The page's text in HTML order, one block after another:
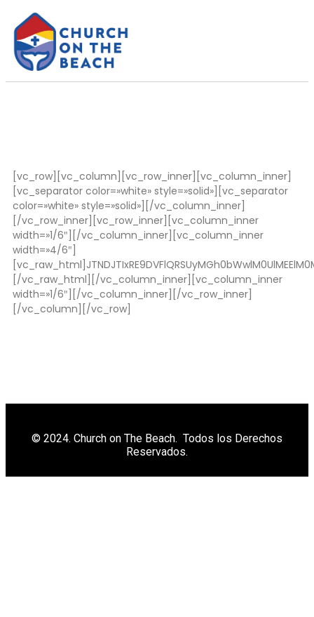
[vc_row][vc_column][vc_row_inner][vc_column_inner][vc_separator color=»white» style=»solid»][vc_separator color=»white» style=»solid»][/vc_column_inner][/vc_row_inner][vc_row_inner][vc_column_inner width=»1/6″][/vc_column_inner][vc_column_inner width=»4/6″][vc_raw_html]JTNDJTIxRE9DVFlQRSUyMGh0bWwlM0UlMEElM0MlMjEtLSUyMHNhdmVkJTIwZnJvbSUyMHVybCUzRCUyODAwNjIlMjlodHRwJTNBJTJGJTJGY2h1cmNob250aGViZWFjaHNhbGluYXMud2VlYmx5LmNvbSUyRmRhaWx5LWRldm90aW9ucy5odG1sJTIwLS0lM0UlMEElM0NodG1sJTIwbGFuZyUzRCUyMmVuJTIyJTIwZGF0YS1sdC1pbnN0YWxsZWQlM0QlMjJ0cnVlJTIyJTNFJTNDaGVhZCUzRSUzQ21ldGElMjBodHRwLWVxdWl2JTNEJTIyQ29udGVudC1UeXBlJTIyJTIwY29udGVudCUzRCUyMnRleHQlMkZodG1sJTNCJTIwY2hhcnNldCUzRFVURi04JTIyJTNFJTNDbGluayUyMGhyZWYlM0QlMjIuJTJGV2lkZ2V0VjMuY3NzJTIyJTIwcmVsJTNEJTIyc3R5bGVzaGVldCUyMiUzRSUzQ3NjcmlwdCUyMGFzeW5jJTIwc3JjJTNEJTIyLiUyRnNub3dkYXkyNjIuanMuZG93bmxvYWQlMjIlM0UlM0MlMkZzY3JpcHQlM0UlM0NzY3JpcHQlMjB0eXBlJTNEJTIydGV4dCUyRmphdmFzY3JpcHQlMjIlMjBhc3luYyUyMHNyYyUzRCUyMi4lMkZnYS5qcy5kb3dubG9hZCUyMiUzRSUzQyUyRnNjcmlwdCUzRSUzQ3NjcmlwdCUyMHR5cGUlM0QlMjJ0ZXh0JTJGamF2YXNjcmlwdCUyMiUyMGNoYXJzZXQlM0QlMjJVVEYtOCUyMiUyMHNyYyUzRCUyMi4lMkZXaWRnZXRWMy5hc2h4JTIyJTNFJTNDJTJGc2NyaXB0JTNFJTNDc2NyaXB0JTIwc3JjJTNEJTIyLiUyRmdkcHJzY3JpcHQuanMuZG93bmxvYWQlMjIlM0UlM0MlMkZzY3JpcHQlM0UlMEElMDklMDklM0N0aXRsZSUzRURhaWx5JTIwRGV2b3Rpb25zJTIwLSUyMENPVEIlM0MlMkZ0aXRsZSUzRSUzQ21ldGElMjBwcm9wZXJ0eSUzRCUyMm9nJTNBc2l0ZV9uYW1lJTIyJTIwY29udGVudCUzRCUyMkNPVEIlMjIlM0UlMEElM0NtZXRhJTIwcHJvcGVydHklM0QlMjJvZyUzQXRpdGxlJTIyJTIwY29udGVudCUzRCUyMkRhaWx5JTIwRGV2b3Rpb25zJTIyJTNFJTBBJTNDbWV0YSUyMHByb3BlcnR5JTNEJTIyb2clM0FkZXNjcmlwdGlvbiUyMiUyMGNvbnRlbnQlM0QlMjJUaGUlMjBGb3VudGFpbiUyMG9mJTIwTGlmZSUyMDQlMjBKb2huJTIwNCUzQTE0JTIwQnV0JTIwd2hvZXZlciUyMHRha2VzJTIwdGhlJTIwd2F0ZXIlMjBJJTIwZ2l2ZSUyMGhpbSUyMHdpbGwlMjBuZXZlciUyMGJlJTIwaW4lMjBuZWVkJTIwb2YlMjBkcmluayUyMGFnYWluJTNCJTIwZm9yJTIwdGhlJTIwd2F0ZXIlMjBJJTIwZ2l2ZSUyMGhpbSUyMHdpbGwlMjBiZWNvbWUlMjBpbiUyMGhpbSUyMGElMjBmb3VudGFpbiUyMG9mJTIwZXRlcm5hbCUyMGxpZmUuJTIwVGhlJTIwRmlyc3QlMjBEcm9wJTIwb2YuLi4lMjIlM0UlMEElM0NtZXRhJTIwcHJvcGVydHklM0QlMjJvZyUzQWltYWdlJTIyJTIwY29udGVudCUzRCUyMmh0dHAlM0ElMkYlMkZjZG4yLmVkaXRteXNpdGUuY29tJTJGaW1hZ2VzJTJGc2l0ZSUyRmZvb3RlciUyRm9nLWltYWdlLXBsYWNlaG9sZGVyLWJsYW5rLnBuZyUyMiUzRSUwQSUzQ21ldGElMjBwcm9wZXJ0eSUzRCUyMm9nJTNBdXJsJTIyJTIwY29udGVudCUzRCUyMmh0dHAlM0ElMkYlMkZjaHVyY2hvbnRoZWJlYWNoc2FsaW5hcy53ZWVibHkuY29tJTJGZGFpbHktZGV2b3Rpb25zLmh0bWwlMjIlM0UlMEElMEElMEElMEElMEElMjAlMjAlMjAlMjAlM0NtZXRhJTIwbmFtZSUzRCUyMnZpZXdwb3J0JTIyJTIwY29udGVudCUzRCUyMndpZHRoJTNEZGV2aWNlLXdpZHRoJTJDJTIwaW5pdGlhbC1zY2FsZSUzRDEuMCUyMiUzRSUwQSUwQSUwOSUwOSUwQSUwOSUwOSUzQ2xpbmslMjBpZCUzRCUyMndzaXRlLWJhc2Utc3R5bGUlMjIlMjByZWwlM0QlMjJzdHlsZXNoZWV0JTIyJTIwdHlwZSUzRCUyMnRleHQlMkZjc3MlMjIlMjBocmVmJTNEJTIyLiUyRnNpdGVzLmNzcyUyMiUzRSUwQSUzQ2xpbmslMjByZWwlM0QlMjJzdHlsZXNoZWV0JTIyJTIwdHlwZSUzRCUyMnRleHQlMkZjc3MlMjIlMjBocmVmJTNEJTIyLiUyRmZhbmN5Ym94LmNzcyUyMiUzRSUwQSUzQ2xpbmslMjByZWwlM0QlMjJzdHlsZXNoZWV0JTIyJTIwdHlwZSUzRCUyMnRleHQlMkZjc3MlMjIlMjBocmVmJTNEJTIyLiUyRnNvY2lhbC1pY29ucy5jc3MlMjIlMjBtZWRpYSUzRCUyMnNjcmVlbiUyQ3Byb2plY3Rpb24lMjIlM0UlMEElM0NsaW5rJTIwcmVsJTNEJTIyc3R5bGVzaGVldCUyMiUyMHR5cGUlM0QlMjJ0ZXh0JTJGY3NzJTIyJTIwaHJlZiUzRCUyMi4lMkZtYWluX3N0eWxlLmNzcyUyMiUyMHRpdGxlJTNEJTIyd3NpdGUtdGhlbWUtY3NzJTIyJTNFJTBBJTNDbGluayUyMGhyZWYlM0QlMjIuJTJGY3NzJTIyJTIwcmVsJTNEJTIyc3R5bGVzaGVldCUyMiUyMHR5cGUlM0QlMjJ0ZXh0JTJGY3NzJTIyJTNFJTBBJTNDbGluayUyMGhyZWYlM0QlMjIuJTJGY3NzJTI4MSUyOSUyMiUyMHJlbCUzRCUyMnN0eWxlc2hlZXQlMjIlMjB0eXBlJTNEJTIydGV4dCUyRmNzcyUyMiUzRSUwQSUwQSUzQ2xpbmslMjBocmVmJTNEJTIyLiUyRmNzcyUyODIlMjklMjIlMjByZWwlM0QlMjJzdHlsZXNoZWV0JTIyJTIwdHlwZSUzRCUyMnRleHQlMkZjc3MlMjIlM0UlMEElM0NzdHlsZSUyMHR5cGUlM0QlMjJ0ZXh0JTJGY3NzJTIyJTNFJTBBLndzaXRlLWVsZW1lbnRzLndzaXRlLW5vdC1mb290ZXIlM0Fub3QlMjgud3NpdGUtaGVhZGVyLWVsZW1lbnRzJTI5JTIwZGl2LnBhcmFncmFwaCUyQyUyMC53c2l0ZS1lbGVtZW50cy53c2l0ZS1ub3QtZm9vdGVyJTNBbm90JTI4LndzaXRlLWhlYWRlci1lbGVtZW50cyUyOSUyMHAlMkMlMjAud3NpdGUtZWxlbWVudHMud3NpdGUtbm90LWZvb3RlciUzQW5vdCUyOC53c2l0ZS1oZWFkZXItZWxlbWVudHMlMjklMjAucHJvZHVjdC1ibG9jayUyMC5wcm9kdWN0LXRpdGxlJTJDJTIwLndzaXRlLWVsZW1lbnRzLndzaXRlLW5vdC1mb290ZXIlM0Fub3QlMjgud3NpdGUtaGVhZGVyLWVsZW1lbnRzJTI5JTIwLnByb2R1Y3QtZGVzY3JpcHRpb24lMkMlMjAud3NpdGUtZWxlbWVudHMud3NpdGUtbm90LWZvb3RlciUzQW5vdCUyOC53c2l0ZS1oZWFkZXItZWxlbWVudHMlMjklMjAud3NpdGUtZm9ybS1maWVsZCUyMGxhYmVsJTJDJTIwLndzaXRlLWVsZW1lbnRzLndzaXRlLW5vdC1mb290ZXIlM0Fub3QlMjgud3NpdGUtaGVhZGVyLWVsZW1lbnRzJTI5JTIwLndzaXRlLWZvcm0tZmllbGQlMjBsYWJlbCUyQyUyMCUyM3dzaXRlLWNvbnRlbnQlMjBkaXYucGFyYWdyYXBoJTJDJTIwJTIzd3NpdGUtY29udGVudCUyMHAlMkMlMjAlMjN3c2l0ZS1jb250ZW50JTIwLnByb2R1Y3QtYmxvY2slMjAucHJvZHVjdC10aXRsZSUyQyUyMCUyM3dzaXRlLWNvbnRlbnQlMjAucHJvZHVjdC1kZXNjcmlwdGlvbiUyQyUyMCUyM3dzaXRlLWNvbnRlbnQlMjAud3NpdGUtZm9ybS1maWVsZCUyMGxhYmVsJTJDJTIwJTIzd3NpdGUtY29udGVudCUyMC53c2l0ZS1mb3JtLWZpZWxkJTIwbGFiZWwlMkMlMjAuYmxvZy1zaWRlYmFyJTIwZGl2LnBhcmFncmFwaCUyQyUyMC5ibG9nLXNpZGViYXIlMjBwJTJDJTIwLmJsb2ctc2lkZWJhciUyMC53c2l0ZS1mb3JtLWZpZWxkJTIwbGFiZWwlMkMlMjAuYmxvZy1zaWRlYmFyJTIwLndzaXRlLWZvcm0tZmllbGQlMjBsYWJlbCUyMCU3QmZvbnQtZmFtaWx5JTNBJTIyRHJvaWQlMjBTYW5zJTIyJTIwJTIxaW1wb3J0YW50JTNCJTdEJTBBJTIzd3NpdGUtY29udGVudCUyMGRpdi5wYXJhZ3JhcGglMkMlMjAlMjN3c2l0ZS1jb250ZW50JTIwcCUyQyUyMCUyM3dzaXRlLWNvbnRlbnQlMjAucHJvZHVjdC1ibG9jayUyMC5wcm9kdWN0LXRpdGxlJTJDJTIwJTIzd3NpdGUtY29udGVudCUyMC5wcm9kdWN0LWRlc2NyaXB0aW9uJTJDJTIwJTIzd3NpdGUtY29udGVudCUyMC53c2l0ZS1mb3JtLWZpZWxkJTIwbGFiZWwlMkMlMjAlMjN3c2l0ZS1jb250ZW50JTIwLndzaXRlLWZvcm0tZmllbGQlMjBsYWJlbCUyQyUyMC5ibG9nLXNpZGViYXIlMjBkaXYucGFyYWdyYXBoJTJDJTIwLmJsb2ctc2lkZWJhciUyMHAlMkMlMjAuYmxvZy1zaWRlYmFyJTIwLndzaXRlLWZvcm0tZmllbGQlMjBsYWJlbCUyQyUyMC5ibG9nLXNpZGViYXIlMjAud3NpdGUtZm9ybS1maWVsZCUyMGxhYmVsJTIwJTdCY29sb3IlM0ElMjMyYTJhMmElMjAlMjFpbXBvcnRhbnQlM0IlN0QlMEEud3NpdGUtZWxlbWVudHMud3NpdGUtZm9vdGVyJTIwZGl2LnBhcmFncmFwaCUyQyUyMC53c2l0ZS1lbGVtZW50cy53c2l0ZS1mb290ZXIlMjBwJTJDJTIwLndzaXRlLWVsZW1lbnRzLndzaXRlLWZvb3RlciUyMC5wcm9kdWN0LWJsb2NrJTIwLnByb2R1Y3QtdGl0bGUlMkMlMjAud3NpdGUtZWxlbWVudHMud3NpdGUtZm9vdGVyJTIwLnByb2R1Y3QtZGVzY3JpcHRpb24lMkMlMjAud3NpdGUtZWxlbWVudHMud3NpdGUtZm9vdGVyJTIwLndzaXRlLWZvcm0tZmllbGQlMjBsYWJlbCUyQyUyMC53c2l0ZS1lbGVtZW50cy53c2l0ZS1mb290ZXIlMjAud3NpdGUtZm9ybS1maWVsZCUyMGxhYmVsJTdCJTdEJTBBLndzaXRlLWVsZW1lbnRzLndzaXRlLW5vdC1mb290ZXIlM0Fub3QlMjgud3NpdGUtaGVhZGVyLWVsZW1lbnRzJTI5JTIwaDIlMkMlMjAud3NpdGUtZWxlbWVudHMud3NpdGUtbm90LWZvb3RlciUzQW5vdCUyOC53c2l0ZS1oZWFkZXItZWxlbWVudHMlMjklMjAucHJvZHVjdC1sb25nJTIwLnByb2R1Y3QtdGl0bGUlMkMlMjAud3NpdGUtZWxlbWVudHMud3NpdGUtbm90LWZvb3RlciUzQW5vdCUyOC53c2l0ZS1oZWFkZXItZWxlbWVudHMlMjklMjAucHJvZHVjdC1sYXJnZSUyMC5wcm9kdWN0LXRpdGxlJTJDJTIwLndzaXRlLWVsZW1lbnRzLndzaXRlLW5vdC1mb290ZXIlM0Fub3QlMjgud3NpdGUtaGVhZGVyLWVsZW1lbnRzJTI5JTIwLnByb2R1Y3Qtc21hbGwlMjAucHJvZHVjdC10aXRsZSUyQyUyMCUyM3dzaXRlLWNvbnRlbnQlMjBoMiUyQyUyMCUyM3dzaXRlLWNvbnRlbnQlMjAucHJvZHVjdC1sb25nJTIwLnByb2R1Y3QtdGl0bGUlMkMlMjAlMjN3c2l0ZS1jb250ZW50JTIwLnByb2R1Y3QtbGFyZ2UlMjAucHJvZHVjdC10aXRsZSUyQyUyMCUyM3dzaXRlLWNvbnRlbnQlMjAucHJvZHVjdC1zbWFsbCUyMC5wcm9kdWN0LXRpdGxlJTJDJTIwLmJsb2ctc2lkZWJhciUyMGgyJTIwJTdCJTdEJTBBJTIzd3NpdGUtY29udGVudCUyMGgyJTJDJTIwJTIzd3NpdGUtY29udGVudCUyMC5wcm9kdWN0LWxvbmclMjAucHJvZHVjdC10aXRsZSUyQyUyMCUyM3dzaXRlLWNvbnRlbnQlMjAucHJvZHVjdC1sYXJnZSUyMC5wcm9kdWN0LXRpdGxlJTJDJTIwJTIzd3NpdGUtY29udGVudCUyMC5wcm9kdWN0LXNtYWxsJTIwLnByb2R1Y3QtdGl0bGUlMkMlMjAuYmxvZy1zaWRlYmFyJTIwaDIlMjAlN0IlN0QlMEEud3NpdGUtZWxlbWVudHMud3NpdGUtZm9vdGVyJTIwaDIlMkMlMjAud3NpdGUtZWxlbWVudHMud3NpdGUtZm9vdGVyJTIwLnByb2R1Y3QtbG9uZyUyMC5wcm9kdWN0LXRpdGxlJTJDJTIwLndzaXRlLWVsZW1lbnRzLndzaXRlLWZvb3RlciUyMC5wcm9kdWN0LWxhcmdlJTIwLnByb2R1Y3QtdGl0bGUlMkMlMjAud3NpdGUtZWxlbWVudHMud3NpdGUtZm9vdGVyJTIwLnByb2R1Y3Qtc21hbGwlMjAucHJvZHVjdC10aXRsZSU3QiU3RCUwQSUyM3dzaXRlLXRpdGxlJTIwJTdCJTdEJTBBLndzaXRlLW5vdC1mb290ZXIlMjBoMi53c2l0ZS1jb250ZW50LXRpdGxlJTIwYSUyQyUyMC53c2l0ZS1ub3QtZm9vdGVyJTIwLnBhcmFncmFwaCUyMGElMkMlMjAud3NpdGUtbm90LWZvb3RlciUyMGJsb2NrcXVvdGUlMjBhJTJDJTIwJTIzYmxvZ1RhYmxlJTIwLmJsb2ctc2lkZWJhciUyMGElMkMlMjAlMjNibG9nVGFibGUlMjAuYmxvZy1jb21tZW50cyUyMGElMkMlMjAlMjNibG9nVGFibGUlMjAuYmxvZy1jb21tZW50cy1ib3R0b20lMjBhJTJDJTIwJTIzd3NpdGUtY29tLXN0b3JlJTIwYSUyQyUyMCUyM3dzaXRlLWNvbS1wcm9kdWN0LWdlbiUyMGElMjAlN0Jjb2xvciUzQSUyMzBmMjNmNSUyMCUyMWltcG9ydGFudCUzQiU3RCUwQS53c2l0ZS1tZW51LWRlZmF1bHQlMjBhJTIwJTdCJTdEJTBBLndzaXRlLW1lbnUlMjBhJTIwJTdCJTdEJTBBLndzaXRlLWltYWdlJTIwZGl2JTJDJTIwLndzaXRlLWNhcHRpb24lMjAlN0IlN0QlMEEuZ2FsbGVyeUNhcHRpb25Jbm5lclRleHQlMjAlN0IlN0QlMEEuZmFuY3lib3gtdGl0bGUlMjAlN0IlN0QlMEEud3NsaWRlLWNhcHRpb24tdGV4dCUyMCU3QiU3RCUwQS53c2l0ZS1waG9uZSUyMCU3QiU3RCUwQS53c2l0ZS1oZWFkbGluZSUyQy53c2l0ZS1oZWFkZXItc2VjdGlvbiUyMC53c2l0ZS1jb250ZW50LXRpdGxlJTIwJTdCJTdEJTBBLndzaXRlLWhlYWRsaW5lLXBhcmFncmFwaCUyQy53c2l0ZS1oZWFkZXItc2VjdGlvbiUyMC5wYXJhZ3JhcGglMjAlN0IlN0QlMEEud3NpdGUtYnV0dG9uLWlubmVyJTIwJTdCJTdEJTBBLndzaXRlLW5vdC1mb290ZXIlMjBibG9ja3F1b3RlJTIwJTdCJTdEJTBBLndzaXRlLWZvb3RlciUyMGJsb2NrcXVvdGUlMjAlN0IlN0QlMEEuYmxvZy1oZWFkZXIlMjBoMiUyMGElMjAlN0IlN0QlMEElMjN3c2l0ZS1jb250ZW50JTIwaDIud3NpdGUtcHJvZHVjdC10aXRsZSUyMCU3QiU3RCUwQS53c2l0ZS1wcm9kdWN0JTIwLndzaXRlLXByb2R1Y3QtcHJpY2UlMjBhJTIwJTdCJTdEJTBBJTQwbWVkaWElMjBzY3JlZW4lMjBhbmQlMjAlMjhtaW4td2lkdGglM0ElMjA3NjdweCUyOSUyMCU3Qi53c2l0ZS1lbGVtZW50cy53c2l0ZS1ub3QtZm9vdGVyJTNBbm90JTI4LndzaXRlLWhlYWRlci1lbGVtZW50cyUyOSUyMGRpdi5wYXJhZ3JhcGglMkMlMjAud3NpdGUtZWxlbWVudHMud3NpdGUtbm90LWZvb3RlciUzQW5vdCUyOC53c2l0ZS1oZWFkZXItZWxlbWVudHMlMjklMjBwJTJDJTIwLndzaXRlLWVsZW1lbnRzLndzaXRlLW5vdC1mb290ZXIlM0Fub3QlMjgud3NpdGUtaGVhZGVyLWVsZW1lbnRzJTI5JTIwLnByb2R1Y3QtYmxvY2slMjAucHJvZHVjdC10aXRsZSUyQyUyMC53c2l0ZS1lbGVtZW50cy53c2l0ZS1ub3QtZm9vdGVyJTNBbm90JTI4LndzaXRlLWhlYWRlci1lbGVtZW50cyUyOSUyMC5wcm9kdWN0LWRlc2NyaXB0aW9uJTJDJTIwLndzaXRlLWVsZW1lbnRzLndzaXRlLW5vdC1mb290ZXIlM0Fub3QlMjgud3NpdGUtaGVhZGVyLWVsZW1lbnRzJTI5JTIwLndzaXRlLWZvcm0tZmllbGQlMjBsYWJlbCUyQyUyMC53c2l0ZS1lbGVtZW50cy53c2l0ZS1ub3QtZm9vdGVyJTNBbm90JTI4LndzaXRlLWhlYWRlci1lbGVtZW50cyUyOSUyMC53c2l0ZS1mb3JtLWZpZWxkJTIwbGFiZWwlMkMlMjAlMjN3c2l0ZS1jb250ZW50JTIwZGl2LnBhcmFncmFwaCUyQyUyMCUyM3dzaXRlLWNvbnRlbnQlMjBwJTJDJTIwJTIzd3NpdGUtY29udGVudCUyMC5wcm9kdWN0LWJsb2NrJTIwLnByb2R1Y3QtdGl0bGUlMkMlMjAlMjN3c2l0ZS1jb250ZW50JTIwLnByb2R1Y3QtZGVzY3JpcHRpb24lMkMlMjAlMjN3c2l0ZS1jb250ZW50JTIwLndzaXRlLWZvcm0tZmllbG
© 2024. Church on The Beach. Todos los Derechos
Reservados.